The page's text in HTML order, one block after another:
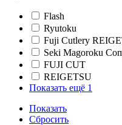
Flash
Ryutoku
Fuji Cutlery
Seki Magoroku
FUJI CUT
REIGETSU
Показать ещё 1
Показать
Сбросить